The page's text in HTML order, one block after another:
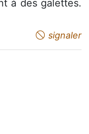
à des galettes.
signaler